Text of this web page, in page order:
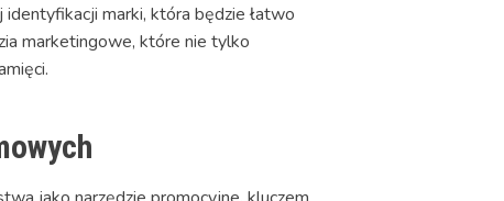
marki, która będzie łatwo
marketingowe, które nie tylko